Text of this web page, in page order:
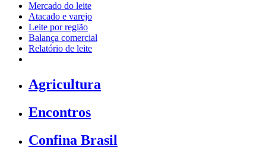
Mercado do leite
Atacado e varejo
Leite por região
Balança comercial
Relatório de leite
Agricultura
Encontros
Confina Brasil